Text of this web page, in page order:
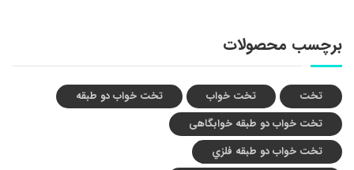
برچسب محصولات
تخت تخت خواب
تخت خواب دو طبقه
تخت خواب دو طبقه خوابگاهی
تخت خواب دو طبقه فلزي